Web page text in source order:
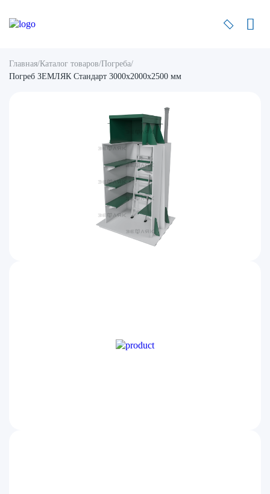
Главная/Каталог товаров/Погреба/
Погреб ЗЕМЛЯК Стандарт 3000x2000x2500 мм